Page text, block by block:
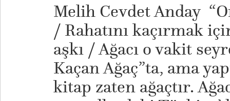
Melih Cevdet Anday
/ Rahatını kaçırmak
aşkı / Ağacı o vakit
Kaçan Ağaç”ta, ama
kitap zaten ağaçtır.